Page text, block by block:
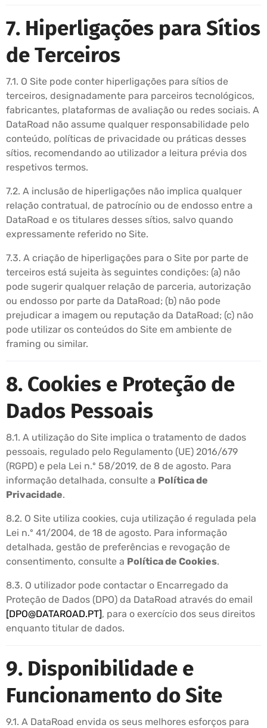
7. Hiperligações para Sítios
de Terceiros
7.1. O Site pode conter hiperligações para sítios de
terceiros, designadamente para parceiros tecnológicos,
fabricantes, plataformas de avaliação ou redes sociais. A
DataRoad não assume qualquer responsabilidade pelo
conteúdo, políticas de privacidade ou práticas desses
sítios, recomendando ao utilizador a leitura prévia dos
respetivos termos.
7.2. A inclusão de hiperligações não implica qualquer
relação contratual, de patrocínio ou de endosso entre a
DataRoad e os titulares desses sítios, salvo quando
expressamente referido no Site.
7.3. A criação de hiperligações para o Site por parte de
terceiros está sujeita às seguintes condições: (a) não
pode sugerir qualquer relação de parceria, autorização
ou endosso por parte da DataRoad; (b) não pode
prejudicar a imagem ou reputação da DataRoad; (c) não
pode utilizar os conteúdos do Site em ambiente de
framing ou similar.
8. Cookies e Proteção de
Dados Pessoais
8.1. A utilização do Site implica o tratamento de dados
pessoais, regulado pelo Regulamento (UE) 2016/679
(RGPD) e pela Lei n.º 58/2019, de 8 de agosto. Para
informação detalhada, consulte a Política de
Privacidade.
8.2. O Site utiliza cookies, cuja utilização é regulada pela
Lei n.º 41/2004, de 18 de agosto. Para informação
detalhada, gestão de preferências e revogação de
consentimento, consulte a Política de Cookies.
8.3. O utilizador pode contactar o Encarregado da
Proteção de Dados (DPO) da DataRoad através do email
[DPO@DATAROAD.PT], para o exercício dos seus direitos
enquanto titular de dados.
9. Disponibilidade e
Funcionamento do Site
9.1. A DataRoad envida os seus melhores esforços para